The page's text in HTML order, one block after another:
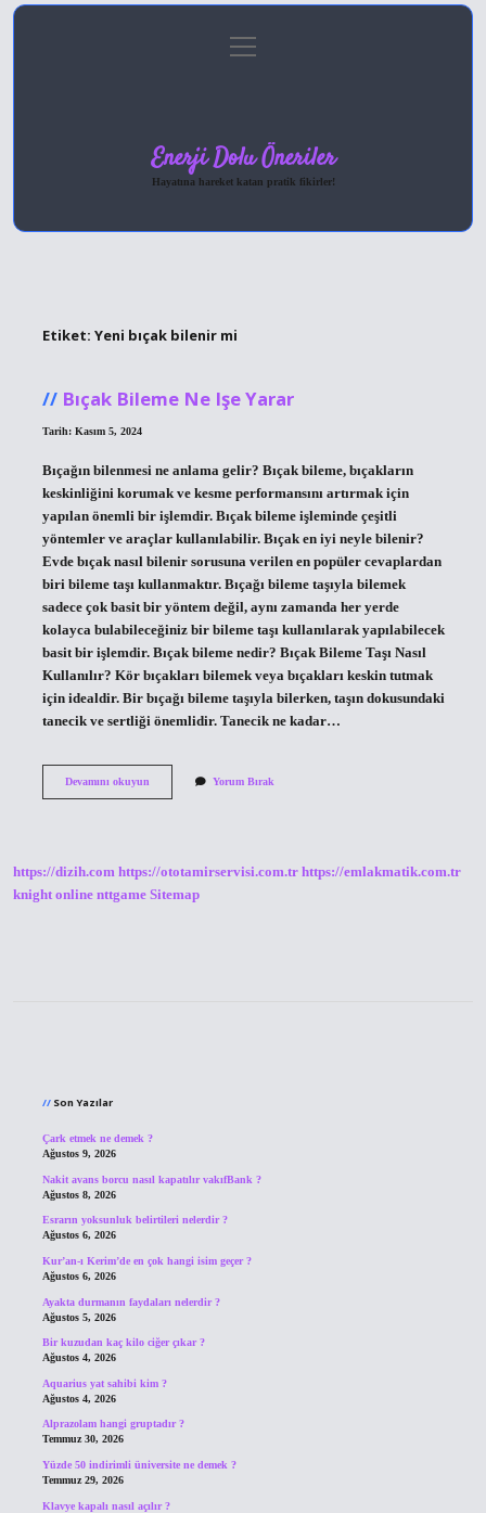
Gizlilik Politikası
menüyü
aç
Enerji Dolu Öneriler
Hayatına hareket katan pratik fikirler!
Etiket: Yeni bıçak bilenir mi
Bıçak Bileme Ne Işe Yarar
Tarih: Kasım 5, 2024
Bıçağın bilenmesi ne anlama gelir? Bıçak bileme, bıçakların
keskinliğini korumak ve kesme performansını artırmak için
yapılan önemli bir işlemdir. Bıçak bileme işleminde çeşitli
yöntemler ve araçlar kullanılabilir. Bıçak en iyi neyle bilenir?
Evde bıçak nasıl bilenir sorusuna verilen en popüler cevaplardan
biri bileme taşı kullanmaktır. Bıçağı bileme taşıyla bilemek
sadece çok basit bir yöntem değil, aynı zamanda her yerde
kolayca bulabileceğiniz bir bileme taşı kullanılarak yapılabilecek
basit bir işlemdir. Bıçak bileme nedir? Bıçak Bileme Taşı Nasıl
Kullanılır? Kör bıçakları bilemek veya bıçakları keskin tutmak
için idealdir. Bir bıçağı bileme taşıyla bilerken, taşın dokusundaki
tanecik ve sertliği önemlidir. Tanecik ne kadar…
Devamını okuyunBıçak
Yorum Bırak
https://dizih.com https://ototamirservisi.com.tr https://emlakmatik.com.tr
knight online nttgame Sitemap
Son Yazılar
Çark etmek ne demek ?
Ağustos 9, 2026
Nakit avans borcu nasıl kapatılır vakıfBank ?
Ağustos 8, 2026
Esrarın yoksunluk belirtileri nelerdir ?
Ağustos 6, 2026
Kur’an-ı Kerim’de en çok hangi isim geçer ?
Ağustos 6, 2026
Ayakta durmanın faydaları nelerdir ?
Ağustos 5, 2026
Bir kuzudan kaç kilo ciğer çıkar ?
Ağustos 4, 2026
Aquarius yat sahibi kim ?
Ağustos 4, 2026
Alprazolam hangi gruptadır ?
Temmuz 30, 2026
Yüzde 50 indirimli üniversite ne demek ?
Temmuz 29, 2026
Klavye kapalı nasıl açılır ?